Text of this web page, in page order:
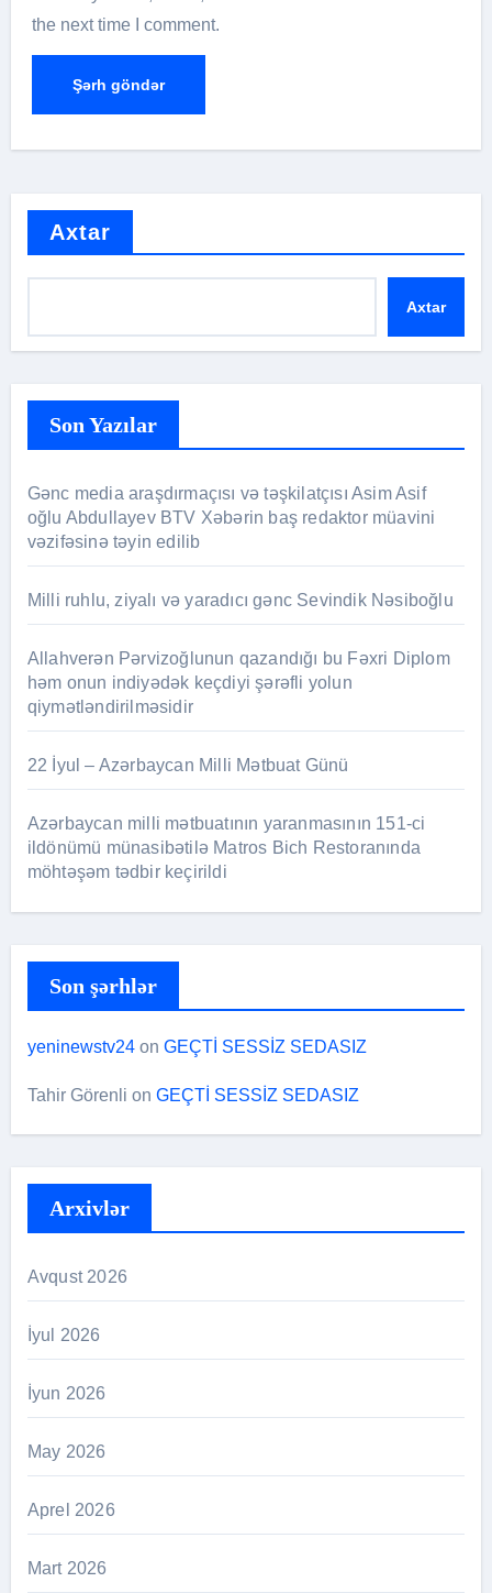
the next time I comment.
Axtar
Axtar
Son Yazılar
Gənc media araşdırmaçısı və təşkilatçısı Asim Asif
oğlu Abdullayev BTV Xəbərin baş redaktor müavini
vəzifəsinə təyin edilib
Milli ruhlu, ziyalı və yaradıcı gənc Sevindik Nəsiboğlu
Allahverən Pərvizoğlunun qazandığı bu Fəxri Diplom
həm onun indiyədək keçdiyi şərəfli yolun
qiymətləndirilməsidir
22 İyul – Azərbaycan Milli Mətbuat Günü
Azərbaycan milli mətbuatının yaranmasının 151-ci
ildönümü münasibətilə Matros Bich Restoranında
möhtəşəm tədbir keçirildi
Son şərhlər
yeninewstv24on GEÇTİ SESSİZ SEDASIZ
Tahir Görenli on GEÇTİ SESSİZ SEDASIZ
Arxivlər
Avqust 2026
İyul 2026
İyun 2026
May 2026
Aprel 2026
Mart 2026